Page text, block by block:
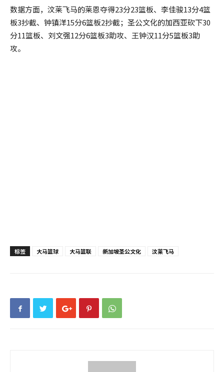
数据方面，汶莱飞马的莱恩夺得23分23篮板、李佳骏13分4篮
板3抄截、钟镇洋15分6篮板2抄截；圣公文化的加西亚砍下30
分11篮板、刘文强12分6篮板3助攻、王钟汉11分5篮板3助
攻。
标签 大马篮球 大马篮联 新加坡圣公文化 汶莱飞马